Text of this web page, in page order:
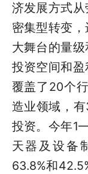
济发展方式
密集型转变
大舞台的量
投资空间和
覆盖了20个
造业领域，
投资。今年
天器及设备
63.8%和